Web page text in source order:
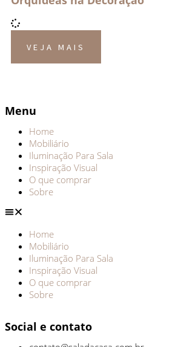
VEJA MAIS
Menu
Home
Mobiliário
Iluminação Para Sala
Inspiração Visual
O que comprar
Sobre
Home
Mobiliário
Iluminação Para Sala
Inspiração Visual
O que comprar
Sobre
Social e contato